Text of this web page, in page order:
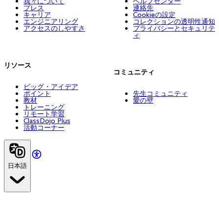
プレス
キャリア
エンジニアリング
アクセスのしやすさ
リソース
ビッグ・アイデア
ポイント
教材
トレーニング
リモート学習
ClassDojo Plus
活動コーナー
連絡先
Cookieの設定
コレクションの透明性通知
プライバシーとセキュリテ
ィ
コミュニティ
先生コミュニティ
愛の壁
日本語